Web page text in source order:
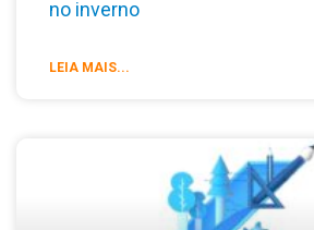
no inverno
LEIA MAIS...